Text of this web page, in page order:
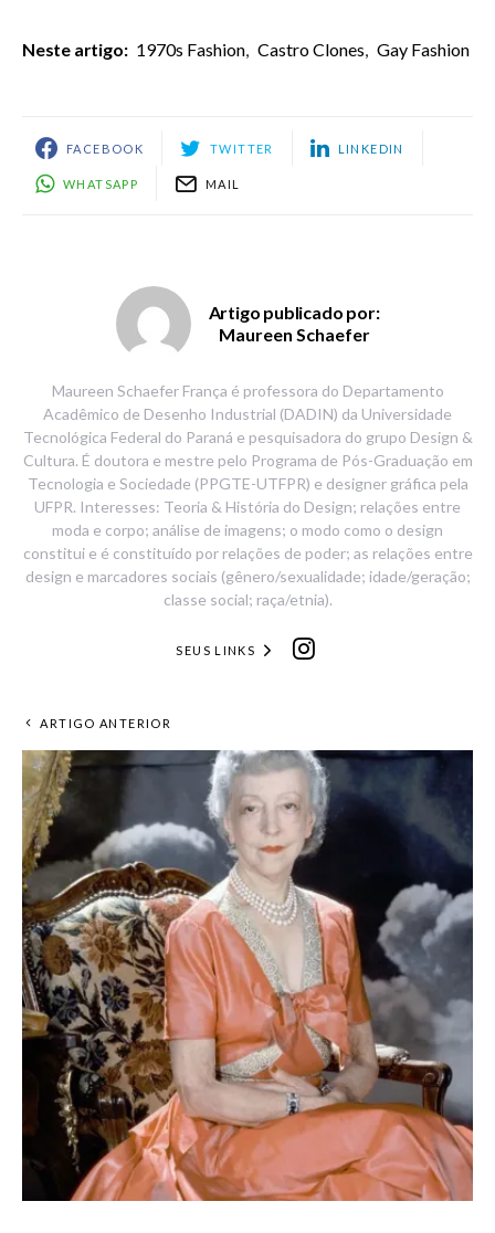
Neste artigo: 1970s Fashion, Castro Clones, Gay Fashion
FACEBOOK TWITTER LINKEDIN
WHATSAPP MAIL
Artigo publicado por:
Maureen Schaefer
Maureen Schaefer França é professora do Departamento
Acadêmico de Desenho Industrial (DADIN) da Universidade
Tecnológica Federal do Paraná e pesquisadora do grupo Design &
Cultura. É doutora e mestre pelo Programa de Pós-Graduação em
Tecnologia e Sociedade (PPGTE-UTFPR) e designer gráfica pela
UFPR. Interesses: Teoria & História do Design; relações entre
moda e corpo; análise de imagens; o modo como o design
constitui e é constituído por relações de poder; as relações entre
design e marcadores sociais (gênero/sexualidade; idade/geração;
classe social; raça/etnia).
SEUS LINKS
ARTIGO ANTERIOR